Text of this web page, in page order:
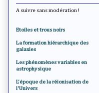
A suivre sans modération !
Etoiles et trous noirs
La formation hiérarchique des
galaxies
Les phénomènes variables en
astrophysique
L'époque de la réionisation de
l'Univers